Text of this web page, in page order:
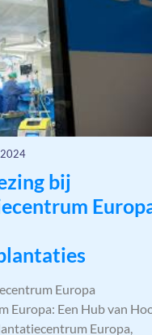
bij
Europa
Europa: Een Hub van
Europa,